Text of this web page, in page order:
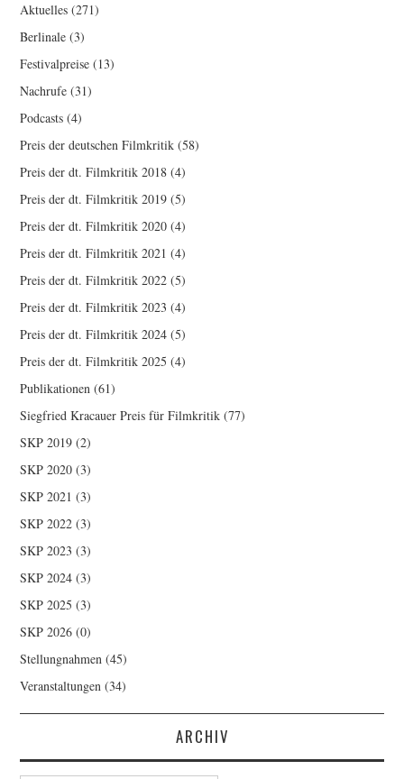
Aktuelles (271)
Berlinale (3)
Festivalpreise (13)
Nachrufe (31)
Podcasts (4)
Preis der deutschen Filmkritik (58)
Preis der dt. Filmkritik 2018 (4)
Preis der dt. Filmkritik 2019 (5)
Preis der dt. Filmkritik 2020 (4)
Preis der dt. Filmkritik 2021 (4)
Preis der dt. Filmkritik 2022 (5)
Preis der dt. Filmkritik 2023 (4)
Preis der dt. Filmkritik 2024 (5)
Preis der dt. Filmkritik 2025 (4)
Publikationen (61)
Siegfried Kracauer Preis für Filmkritik (77)
SKP 2019 (2)
SKP 2020 (3)
SKP 2021 (3)
SKP 2022 (3)
SKP 2023 (3)
SKP 2024 (3)
SKP 2025 (3)
SKP 2026 (0)
Stellungnahmen (45)
Veranstaltungen (34)
ARCHIV